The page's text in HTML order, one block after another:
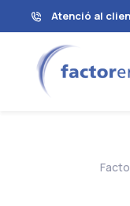
Atenció al